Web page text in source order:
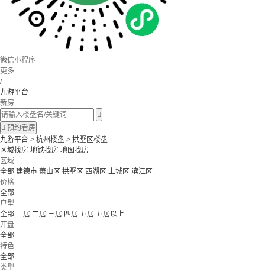
微信小程序
更多
/
九游平台
新房

 预约看房
九游平台 > 杭州楼盘 > 拱墅区楼盘
区域找房 地铁找房 地图找房
区域
全部 建德市 萧山区 拱墅区 西湖区 上城区 滨江区
价格
全部
户型
全部 一居 二居 三居 四居 五居 五居以上
开盘
全部
特色
全部
类型